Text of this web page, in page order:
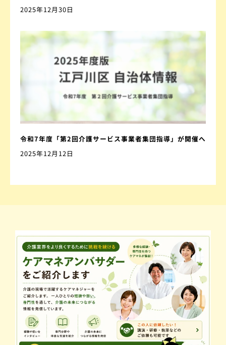
2025年12月30日
令和7年度「第2回介護サービス事業者集団指導」が開催へ
2025年12月12日